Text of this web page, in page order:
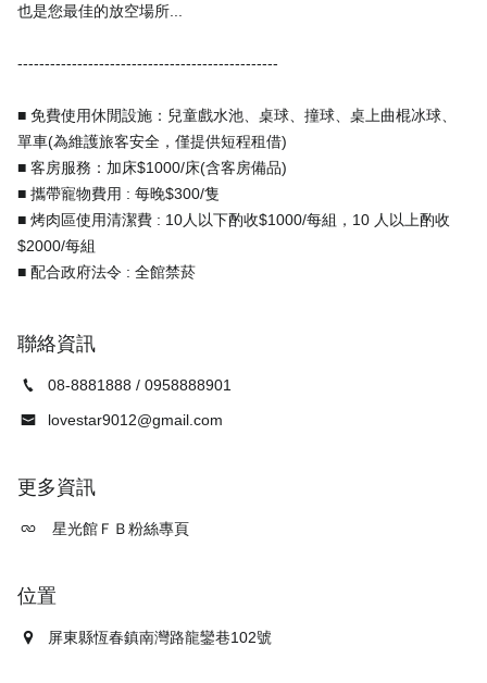
也是您最佳的放空場所...
------------------------------------------------
■ 免費使用休閒設施：兒童戲水池、桌球、撞球、桌上曲棍冰球、
單車(為維護旅客安全，僅提供短程租借)
■ 客房服務：加床$1000/床(含客房備品)
■ 攜帶寵物費用 : 每晚$300/隻
■ 烤肉區使用清潔費 : 10人以下酌收$1000/每組，10 人以上酌收
$2000/每組
聯絡資訊
08-8881888 / 0958888901
lovestar9012@gmail.com
更多資訊
星光館ＦＢ粉絲專頁
位置
屏東縣恆春鎮南灣路龍鑾巷102號